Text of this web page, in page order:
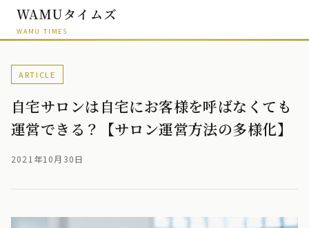
WAMUタイムズ
WAMU TIMES
ARTICLE
自宅サロンは自宅にお客様を呼ばなくても
運営できる？【サロン運営方法の多様化】
2021年10月30日